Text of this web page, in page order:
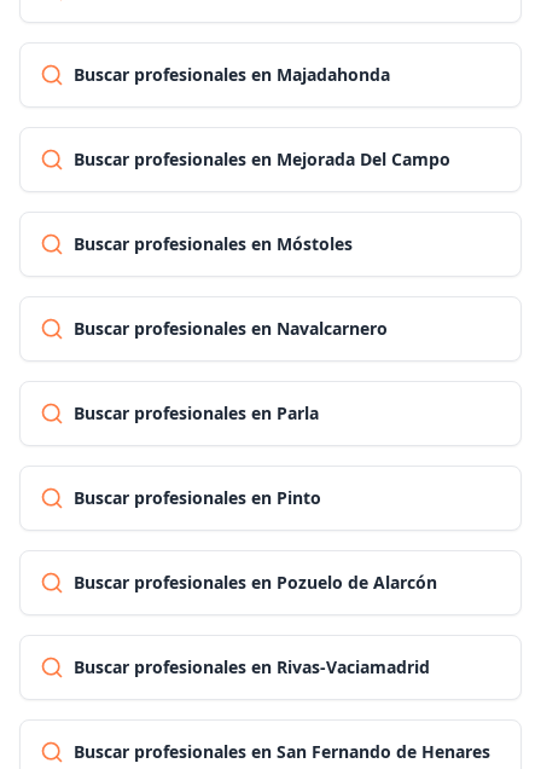
Buscar profesionales en Majadahonda
Buscar profesionales en Mejorada Del Campo
Buscar profesionales en Móstoles
Buscar profesionales en Navalcarnero
Buscar profesionales en Parla
Buscar profesionales en Pinto
Buscar profesionales en Pozuelo de Alarcón
Buscar profesionales en Rivas-Vaciamadrid
Buscar profesionales en San Fernando de Henares